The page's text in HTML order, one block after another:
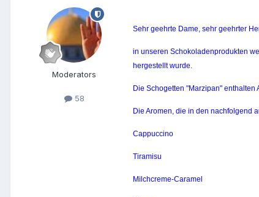
Moderators
58
Sehr geehrte Dame, sehr geehrter
in unseren Schokoladenprodukten
hergestellt wurde.
Die Schogetten "Marzipan"
Die Aromen, die in den nachfolgend
Cappuccino
Tiramisu
Milchcreme-Caramel